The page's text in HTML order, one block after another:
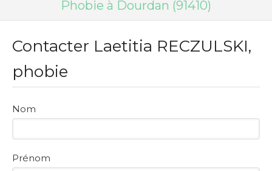
Phobie à Dourdan (91410)
Contacter Laetitia RECZULSKI,
phobie
Nom
Prénom